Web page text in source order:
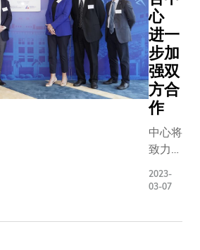
科大学
生有机
会与来
自亚洲
不同背
景和文
化的学
生互动
和交
流，并
亲身体
文化的
心
进一
步加
强双
方合
作
中心将
致力发
科技研
2023-
03-07